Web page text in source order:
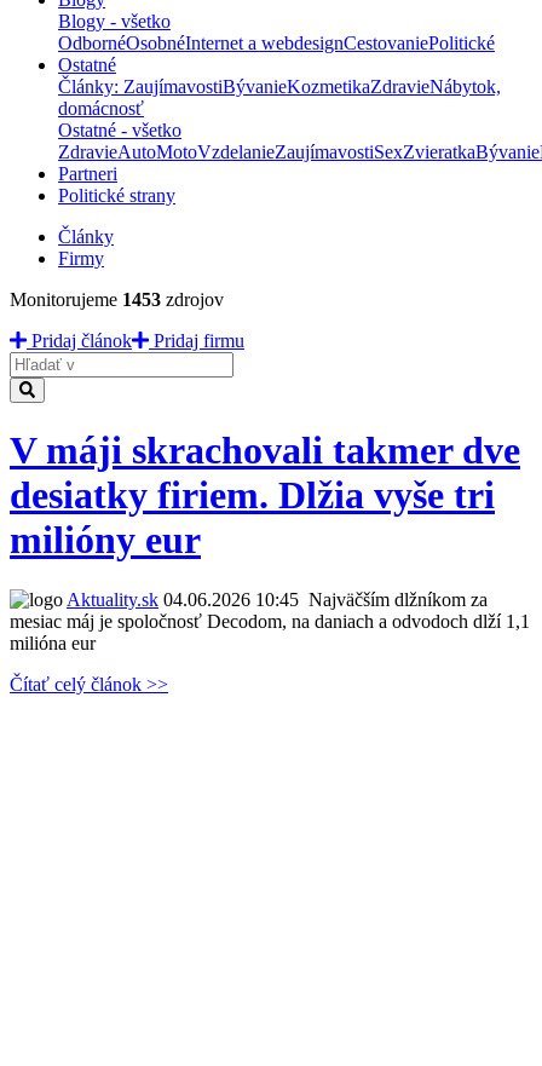
Blogy - všetko
OdbornéOsobnéInternet a webdesignCestovaniePolitické
Ostatné
Články: ZaujímavostiBývanieKozmetikaZdravieNábytok,
domácnosť
Ostatné - všetko
ZdravieAutoMotoVzdelanieZaujímavostiSexZvieratkaBývanie
Partneri
Politické strany
Články
Firmy
Monitorujeme 1453 zdrojov
Pridaj článok
Pridaj firmu
Hladať
V máji skrachovali takmer dve
desiatky firiem. Dlžia vyše tri
milióny eur
Aktuality.sk 04.06.2026 10:45 Najväčším dlžníkom za
mesiac máj je spoločnosť Decodom, na daniach a odvodoch dlží 1,1
milióna eur
Čítať celý článok >>